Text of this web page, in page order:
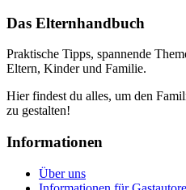
Das Elternhandbuch
Praktische Tipps, spannende
Eltern, Kinder und Familie.
Hier findest du alles, um den
zu gestalten!
Informationen
Über uns